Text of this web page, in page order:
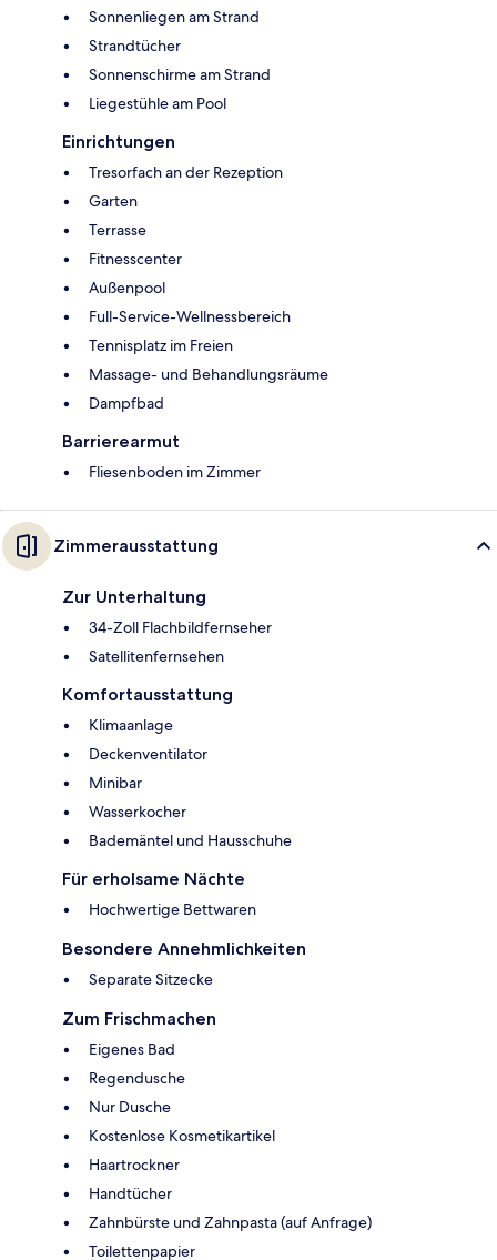
Sonnenliegen am Strand
Strandtücher
Sonnenschirme am Strand
Liegestühle am Pool
Einrichtungen
Tresorfach an der Rezeption
Garten
Terrasse
Fitnesscenter
Außenpool
Full-Service-Wellnessbereich
Tennisplatz im Freien
Massage- und Behandlungsräume
Dampfbad
Barrierearmut
Fliesenboden im Zimmer
Zimmerausstattung
Zur Unterhaltung
34-Zoll Flachbildfernseher
Satellitenfernsehen
Komfortausstattung
Klimaanlage
Deckenventilator
Minibar
Wasserkocher
Bademäntel und Hausschuhe
Für erholsame Nächte
Hochwertige Bettwaren
Besondere Annehmlichkeiten
Separate Sitzecke
Zum Frischmachen
Eigenes Bad
Regendusche
Nur Dusche
Kostenlose Kosmetikartikel
Haartrockner
Handtücher
Zahnbürste und Zahnpasta (auf Anfrage)
Toilettenpapier